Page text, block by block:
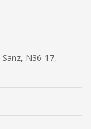
N36-17,